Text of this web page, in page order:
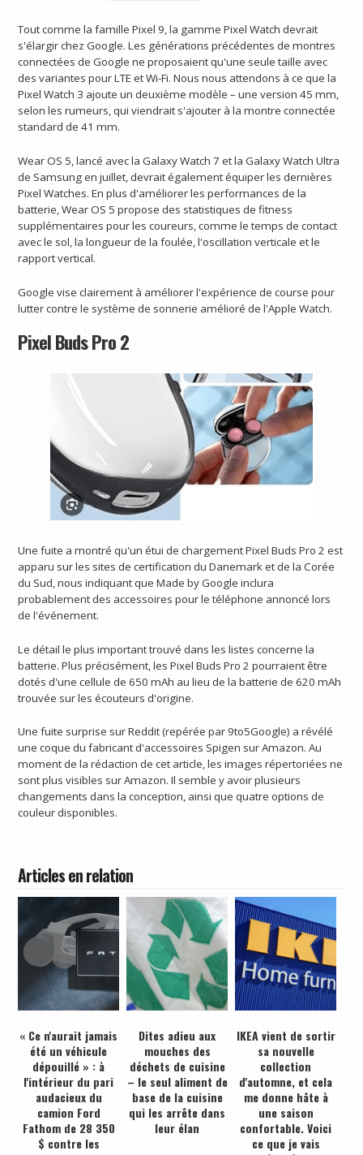
Tout comme la famille Pixel 9, la gamme Pixel Watch devrait
s'élargir chez Google. Les générations précédentes de montres
connectées de Google ne proposaient qu'une seule taille avec
des variantes pour LTE et Wi-Fi. Nous nous attendons à ce que la
Pixel Watch 3 ajoute un deuxième modèle – une version 45 mm,
selon les rumeurs, qui viendrait s'ajouter à la montre connectée
standard de 41 mm.
Wear OS 5, lancé avec la Galaxy Watch 7 et la Galaxy Watch Ultra
de Samsung en juillet, devrait également équiper les dernières
Pixel Watches. En plus d'améliorer les performances de la
batterie, Wear OS 5 propose des statistiques de fitness
supplémentaires pour les coureurs, comme le temps de contact
avec le sol, la longueur de la foulée, l'oscillation verticale et le
rapport vertical.
Google vise clairement à améliorer l'expérience de course pour
lutter contre le système de sonnerie amélioré de l'Apple Watch.
Pixel Buds Pro 2
Une fuite a montré qu'un étui de chargement Pixel Buds Pro 2 est
apparu sur les sites de certification du Danemark et de la Corée
du Sud, nous indiquant que Made by Google inclura
probablement des accessoires pour le téléphone annoncé lors
de l'événement.
Le détail le plus important trouvé dans les listes concerne la
batterie. Plus précisément, les Pixel Buds Pro 2 pourraient être
dotés d'une cellule de 650 mAh au lieu de la batterie de 620 mAh
trouvée sur les écouteurs d'origine.
Une fuite surprise sur Reddit (repérée par 9to5Google) a révélé
une coque du fabricant d'accessoires Spigen sur Amazon. Au
moment de la rédaction de cet article, les images répertoriées ne
sont plus visibles sur Amazon. Il semble y avoir plusieurs
changements dans la conception, ainsi que quatre options de
couleur disponibles.
Articles en relation
« Ce n'aurait jamais
été un véhicule
dépouillé » : à
l'intérieur du pari
audacieux du
camion Ford
Fathom de 28 350
$ contre les
Dites adieu aux
mouches des
déchets de cuisine
– le seul aliment de
base de la cuisine
qui les arrête dans
leur élan
IKEA vient de sortir
sa nouvelle
collection
d'automne, et cela
me donne hâte à
une saison
confortable. Voici
ce que je vais